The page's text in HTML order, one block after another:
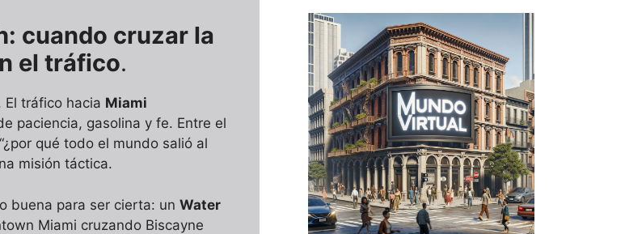
cuando cruzar la
el tráfico.
El tráfico hacia Miami
paciencia, gasolina y fe. Entre el
qué todo el mundo salió al
misión táctica.
buena para ser cierta: un Water
Miami cruzando Biscayne